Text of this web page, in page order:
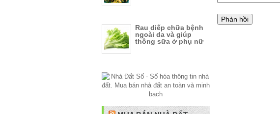
Rau diếp chữa bệnh
ngoài da và giúp
thông sữa ở phụ nữ